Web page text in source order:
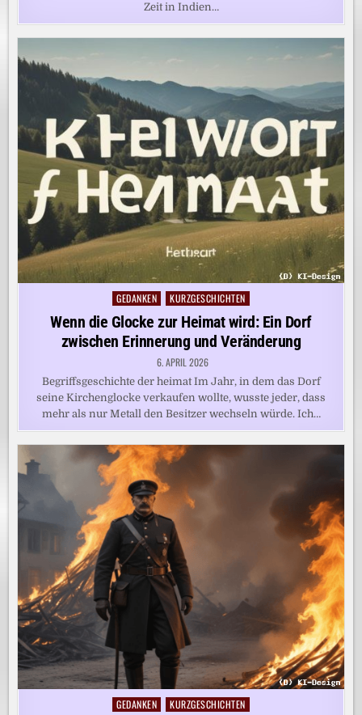
Zeit in Indien…
Posted
in
GEDANKEN KURZGESCHICHTEN
Wenn die Glocke zur Heimat wird: Ein Dorf
zwischen Erinnerung und Veränderung
6. APRIL 2026
Begriffsgeschichte der heimat Im Jahr, in dem das Dorf
seine Kirchenglocke verkaufen wollte, wusste jeder, dass
mehr als nur Metall den Besitzer wechseln würde. Ich…
Posted
GEDANKEN KURZGESCHICHTEN